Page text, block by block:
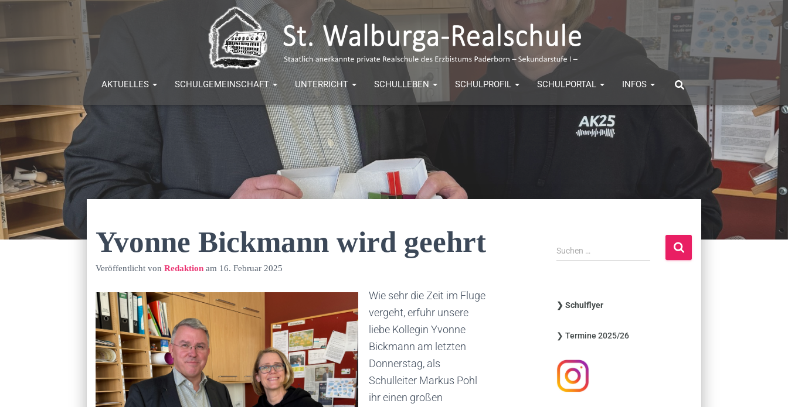
AKTUELLES SCHULGEMEINSCHAFT UNTERRICHT SCHULLEBEN SCHULPROFIL SCHULPORTAL INFOS
Yvonne Bickmann wird geehrt
Veröffentlicht von Redaktionam 16. Februar 2025
Wie sehr die Zeit im Fluge
vergeht, erfuhr unsere
liebe Kollegin Yvonne
Bickmann am letzten
Donnerstag, als
Schulleiter Markus Pohl
ihr einen großen
S
u
n
a
h
:
Suchen …
❯ Schulflyer
❯ Termine 2025/26